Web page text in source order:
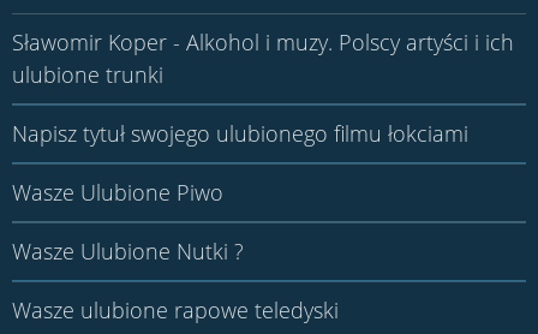
Sławomir Koper - Alkohol i muzy. Polscy artyści i ich
ulubione trunki
Napisz tytuł swojego ulubionego filmu łokciami
Wasze Ulubione Piwo
Wasze Ulubione Nutki ?
Wasze ulubione rapowe teledyski